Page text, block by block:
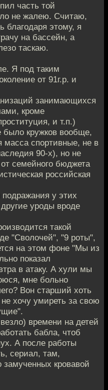
часть той
не жалею. Считаю,
благодаря этому, я
на бассейн, а
таскаю.
Я под таким
от 91г.р. и
занимающихся
кроме
и т.п.)
было кружков вообще,
масса спортивные, не в
90-х), но не
семейного бюджета
российская
у этих
уроды вроде
такой
"Сволочей", "9 роты",
на этом фоне "Мы из
показал
в атаку. А хули мы
мне больно
Вон старший хоть
хочу умиреть за свою
времени на детей
бабла, чтоб
А после работы
сериал, там,
кровавой